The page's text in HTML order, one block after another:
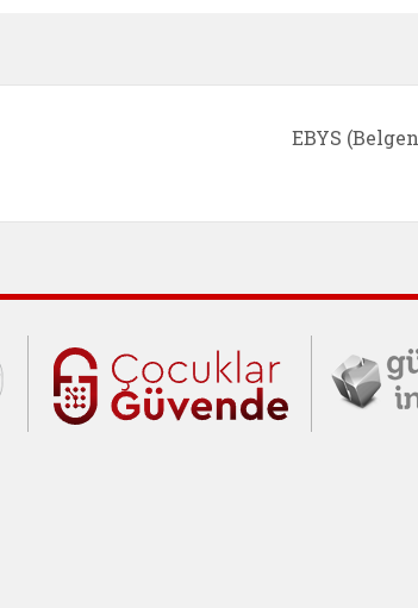
EBYS
Cumhurbaşkanlığı İletişim Merkezi
Çocuklar